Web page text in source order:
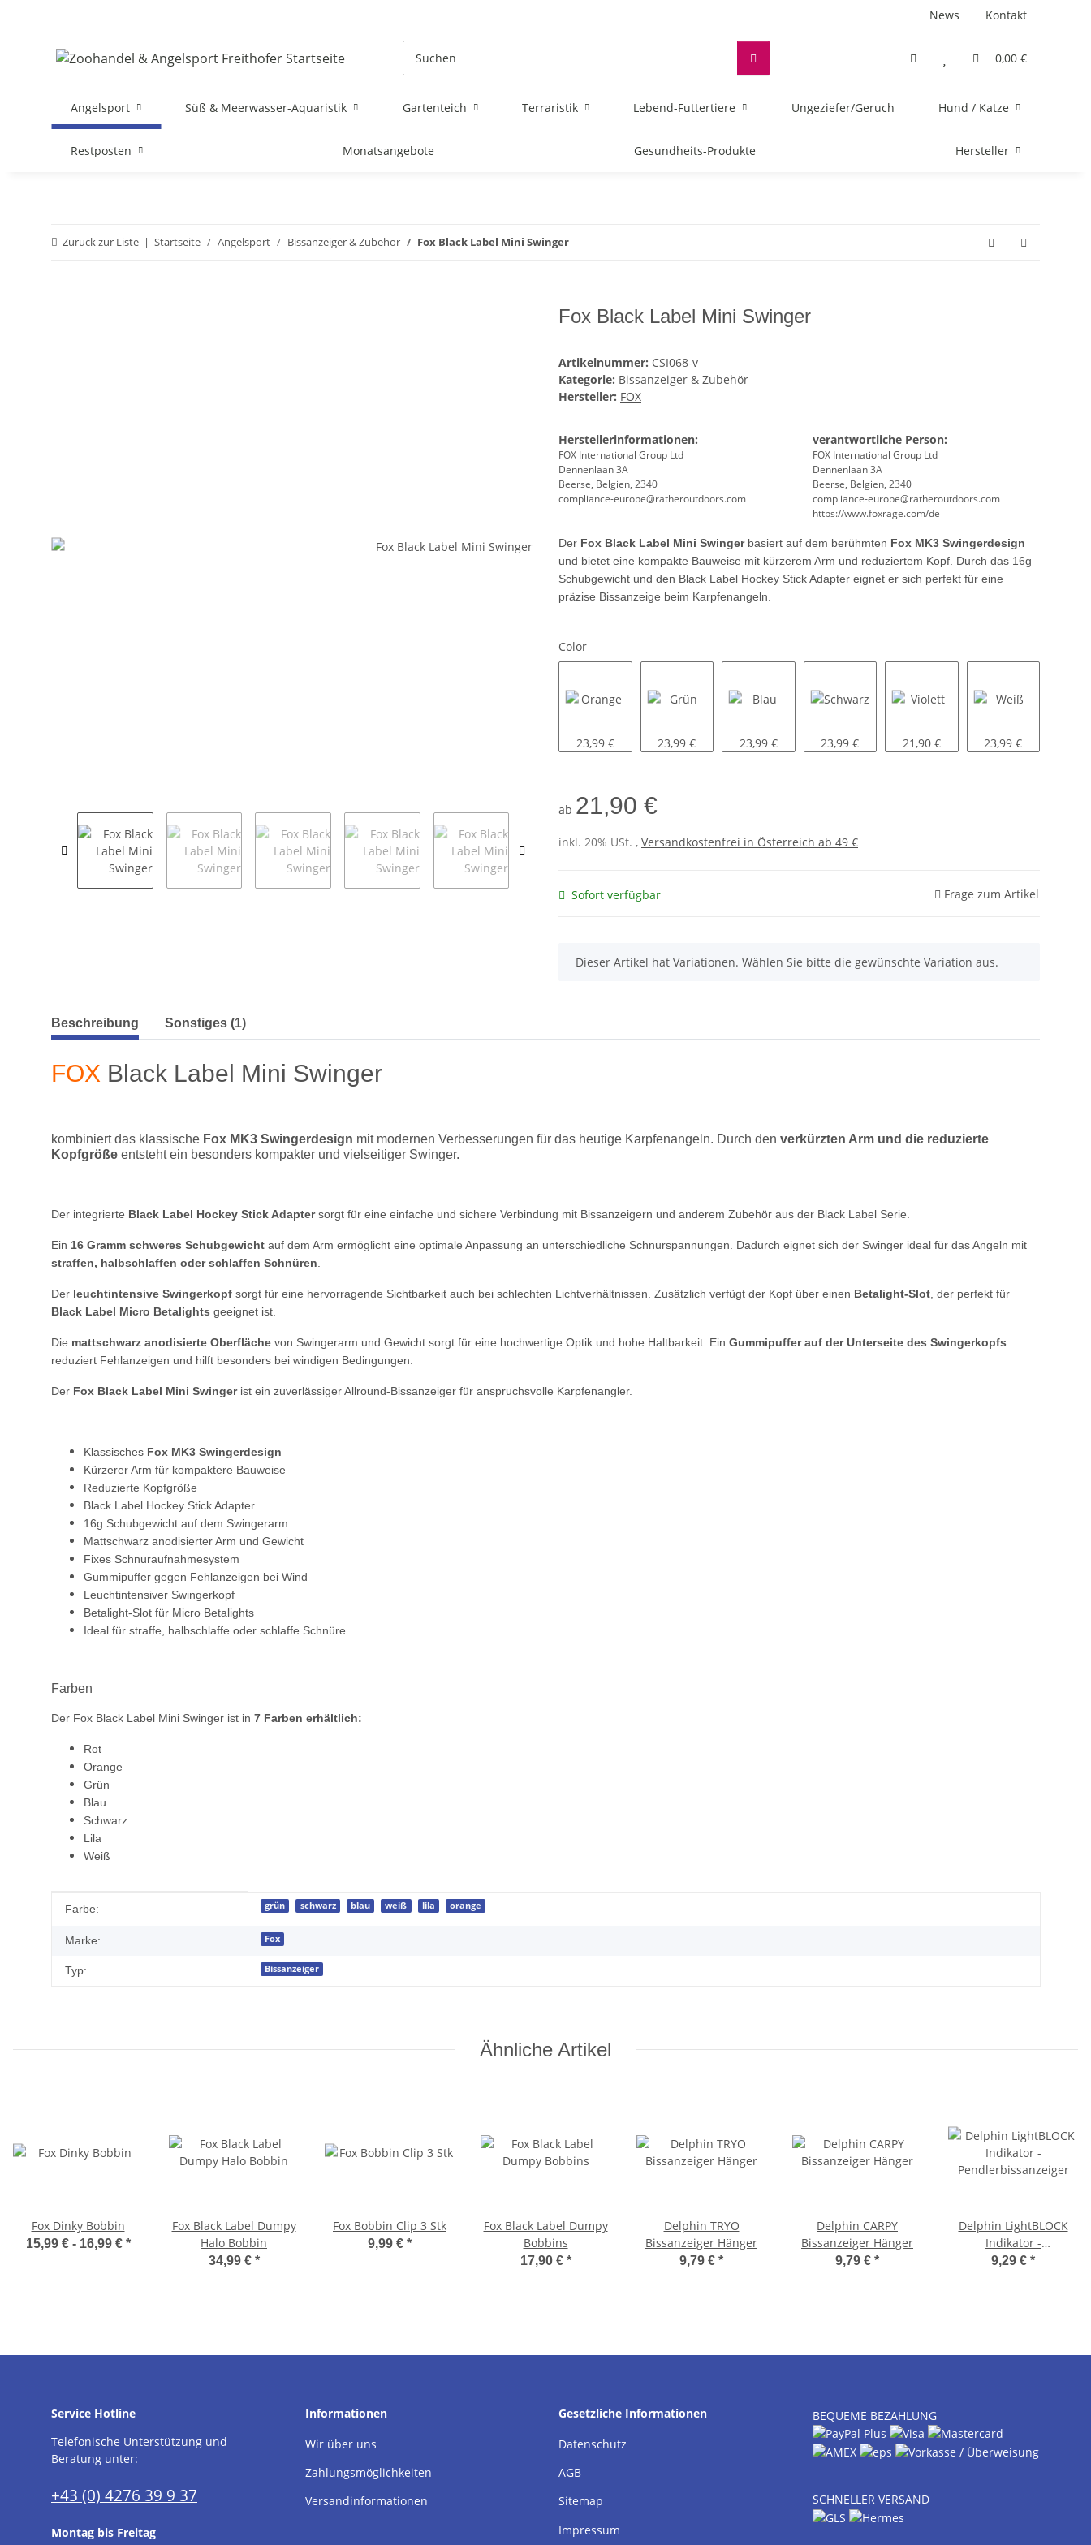
News Kontakt
0,00 €
Angelsport Süß & Meerwasser-Aquaristik Gartenteich Terraristik Lebend-Futtertiere Ungeziefer/Geruch Hund / Katze
Restposten Monatsangebote Gesundheits-Produkte Hersteller
Zurück zur Liste Startseite Angelsport Bissanzeiger & Zubehör Fox Black Label Mini Swinger
Fox Black Label Mini Swinger
Artikelnummer: CSI068-v
Kategorie: Bissanzeiger & Zubehör
Hersteller: FOX
Herstellerinformationen:
FOX International Group Ltd
Dennenlaan 3A
Beerse, Belgien, 2340
compliance-europe@ratheroutdoors.com
verantwortliche Person:
FOX International Group Ltd
Dennenlaan 3A
Beerse, Belgien, 2340
compliance-europe@ratheroutdoors.com
https://www.foxrage.com/de
Der Fox Black Label Mini Swingerbasiert auf dem berühmten Fox MK3 Swingerdesign
und bietet eine kompakte Bauweise mit kürzerem Arm und reduziertem Kopf. Durch das 16g
Schubgewicht und den Black Label Hockey Stick Adapter eignet er sich perfekt für eine
präzise Bissanzeige beim Karpfenangeln.
Color
Orange
23,99 € Grün
23,99 € Blau
23,99 € Schwarz
23,99 € Violett
21,90 € Weiß
23,99 €
ab 21,90 €
inkl. 20% USt. , Versandkostenfrei in Österreich ab 49 €
Sofort verfügbar Frage zum Artikel
x
Dieser Artikel hat Variationen. Wählen Sie bitte die gewünschte Variation aus.
weitere Registerkarten anzeigen
Beschreibung Sonstiges (1)
FOX Black Label Mini Swinger
kombiniert das klassische Fox MK3 Swingerdesign mit modernen Verbesserungen für das heutige Karpfenangeln. Durch den verkürzten Arm und die reduzierte
Kopfgröße entsteht ein besonders kompakter und vielseitiger Swinger.
Der integrierte Black Label Hockey Stick Adaptersorgt für eine einfache und sichere Verbindung mit Bissanzeigern und anderem Zubehör aus der Black Label Serie.
Ein 16 Gramm schweres Schubgewicht auf dem Arm ermöglicht eine optimale Anpassung an unterschiedliche Schnurspannungen. Dadurch eignet sich der Swinger ideal für das Angeln mit
straffen, halbschlaffen oder schlaffen Schnüren
Der leuchtintensive Swingerkopf sorgt für eine hervorragende Sichtbarkeit auch bei schlechten Lichtverhältnissen. Zusätzlich verfügt der Kopf über einen Betalight-Slot , der perfekt für
Black Label Micro Betalights geeignet ist.
Die mattschwarz anodisierte Oberfläche von Swingerarm und Gewicht sorgt für eine hochwertige Optik und hohe Haltbarkeit. Ein Gummipuffer auf der Unterseite des Swingerkopfs
reduziert Fehlanzeigen und hilft besonders bei windigen Bedingungen.
Der Fox Black Label Mini Swingerist ein zuverlässiger Allround-Bissanzeiger für anspruchsvolle Karpfenangler.
Klassisches Fox MK3 Swingerdesign
Kürzerer Arm für kompaktere Bauweise
Reduzierte Kopfgröße
Black Label Hockey Stick Adapter
16g Schubgewicht auf dem Swingerarm
Mattschwarz anodisierter Arm und Gewicht
Fixes Schnuraufnahmesystem
Gummipuffer gegen Fehlanzeigen bei Wind
Leuchtintensiver Swingerkopf
Betalight-Slot für Micro Betalights
Ideal für straffe, halbschlaffe oder schlaffe Schnüre
Farben
Der Fox Black Label Mini Swinger ist in 7 Farben erhältlich:
Rot
Orange
Grün
Blau
Schwarz
Lila
Weiß
Produkteigenschaft
Wert
Farbe: grün schwarz blau weiß lila orange
Marke: Fox
Typ: Bissanzeiger
Ähnliche Artikel
Fox Dinky Bobbin
15,99 € - 16,99 € *
Fox Black Label Dumpy
Halo Bobbin
34,99 € *
Fox Bobbin Clip 3 Stk
9,99 € *
Fox Black Label Dumpy
Bobbins
17,90 € *
Delphin TRYO
Bissanzeiger Hänger
9,79 € *
Delphin CARPY
Bissanzeiger Hänger
9,79 € *
Delphin LightBLOCK
Indikator -
Pendlerbissanzeiger
9,29 € *
Service Hotline
Telefonische Unterstützung und
Beratung unter:
+43 (0) 4276 39 9 37
Montag bis Freitag
Informationen
Wir über uns
Zahlungsmöglichkeiten
Versandinformationen
Gesetzliche Informationen
Datenschutz
AGB
Sitemap
Impressum
BEQUEME BEZAHLUNG
SCHNELLER VERSAND